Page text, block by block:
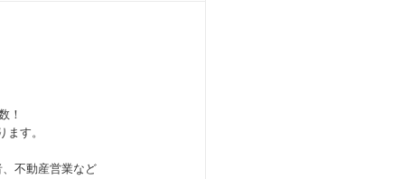
！
す。
不動産営業など